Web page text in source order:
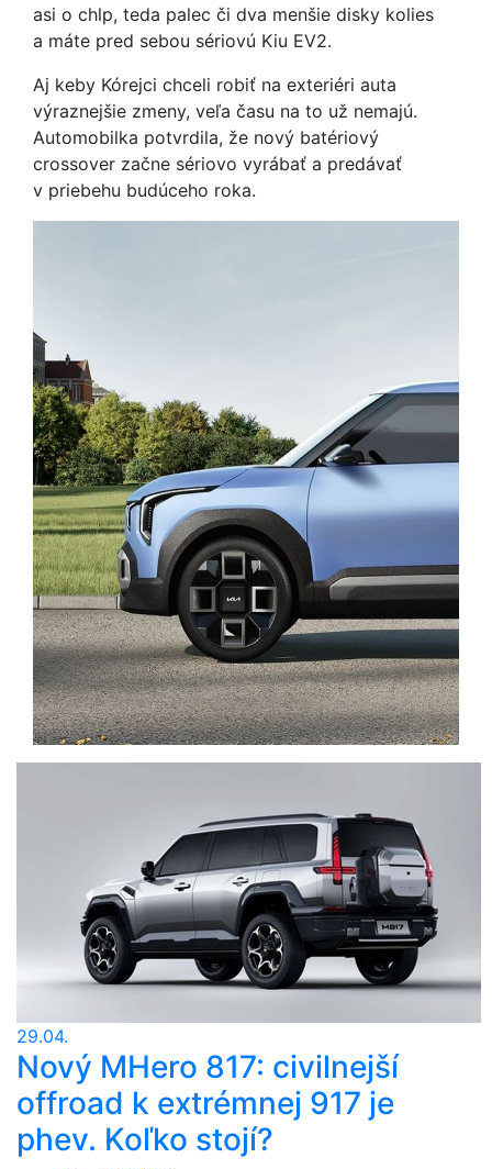
asi o chlp, teda palec či dva menšie disky kolies
a máte pred sebou sériovú Kiu EV2.
Aj keby Kórejci chceli robiť na exteriéri auta
výraznejšie zmeny, veľa času na to už nemajú.
Automobilka potvrdila, že nový batériový
crossover začne sériovo vyrábať a predávať
v priebehu budúceho roka.
29.04.
Nový MHero 817: civilnejší
offroad k extrémnej 917 je
phev. Koľko stojí?